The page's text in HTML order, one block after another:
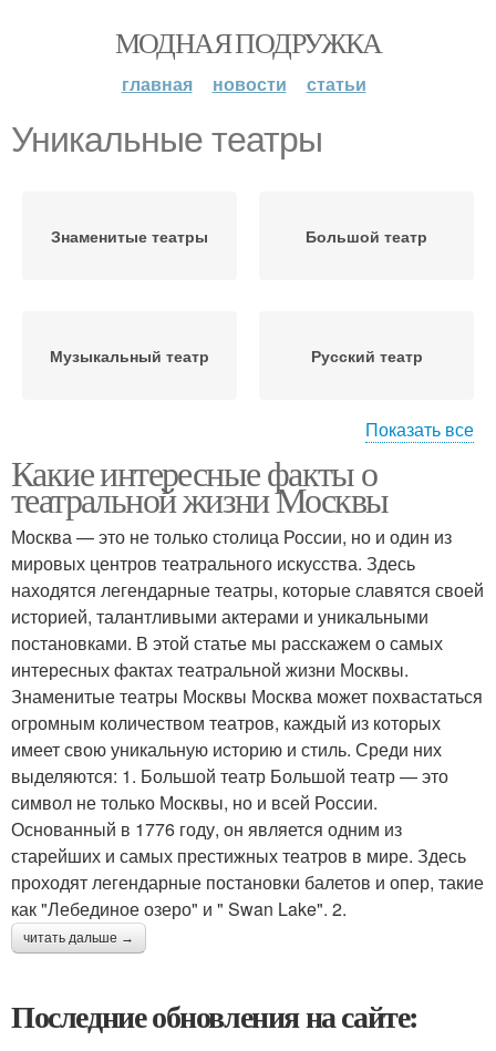
МОДНАЯ ПОДРУЖКА
главная новости статьи
Уникальные театры
Знаменитые театры Большой театр
Музыкальный театр Русский театр
Каменный театр
Показать все
Какие интересные факты о
театральной жизни Москвы
Москва — это не только столица России, но и один из
мировых центров театрального искусства. Здесь
находятся легендарные театры, которые славятся своей
историей, талантливыми актерами и уникальными
постановками. В этой статье мы расскажем о самых
интересных фактах театральной жизни Москвы.
Знаменитые театры Москвы Москва может похвастаться
огромным количеством театров, каждый из которых
имеет свою уникальную историю и стиль. Среди них
выделяются: 1. Большой театр Большой театр — это
символ не только Москвы, но и всей России.
Основанный в 1776 году, он является одним из
старейших и самых престижных театров в мире. Здесь
проходят легендарные постановки балетов и опер, такие
как "Лебединое озеро" и " Swan Lake". 2.
читать дальше →
Последние обновления на сайте: